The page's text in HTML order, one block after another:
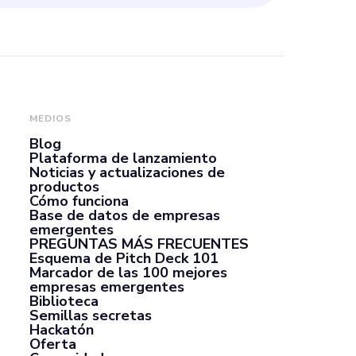
MEDIOS
Blog
Plataforma de lanzamiento
Noticias y actualizaciones de
productos
Cómo funciona
Base de datos de empresas
emergentes
PREGUNTAS MÁS FRECUENTES
Esquema de Pitch Deck 101
Marcador de las 100 mejores
empresas emergentes
Biblioteca
Semillas secretas
Hackatón
Oferta